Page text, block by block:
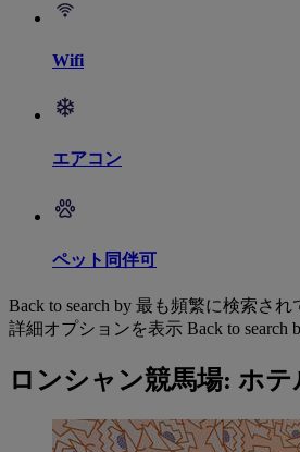
Wifi
エアコン
ペット同伴可
Back to search by 最も頻繁に検索され
詳細オプションを表示 Back to search
ロンシャン競馬場: ホ